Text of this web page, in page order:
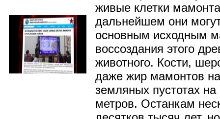
живые клетки
дальнейшем они
основным исходным
воссоздания этого
животного. Кости,
даже жир мамонтов
земляных пустотах на
метров. Останкам